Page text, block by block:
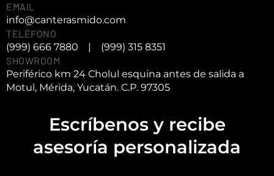
EMAIL
info@canterasmido.com
TELÉFONO
(999) 666 7880
|
(999) 315 8351
SHOWROOM
Periférico km 24 Cholul esquina antes de salida a
Motul, Mérida, Yucatán. C.P. 97305
Escríbenos y recibe
asesoría personalizada